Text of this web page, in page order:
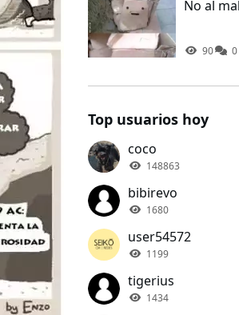
No al
90 0
Top usuarios hoy
coco
148863
bibirevo
1680
user54572
1199
tigerius
1434